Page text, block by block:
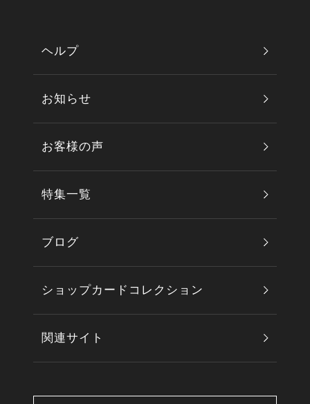
ヘルプ
お知らせ
お客様の声
特集一覧
ブログ
ショップカードコレクション
関連サイト